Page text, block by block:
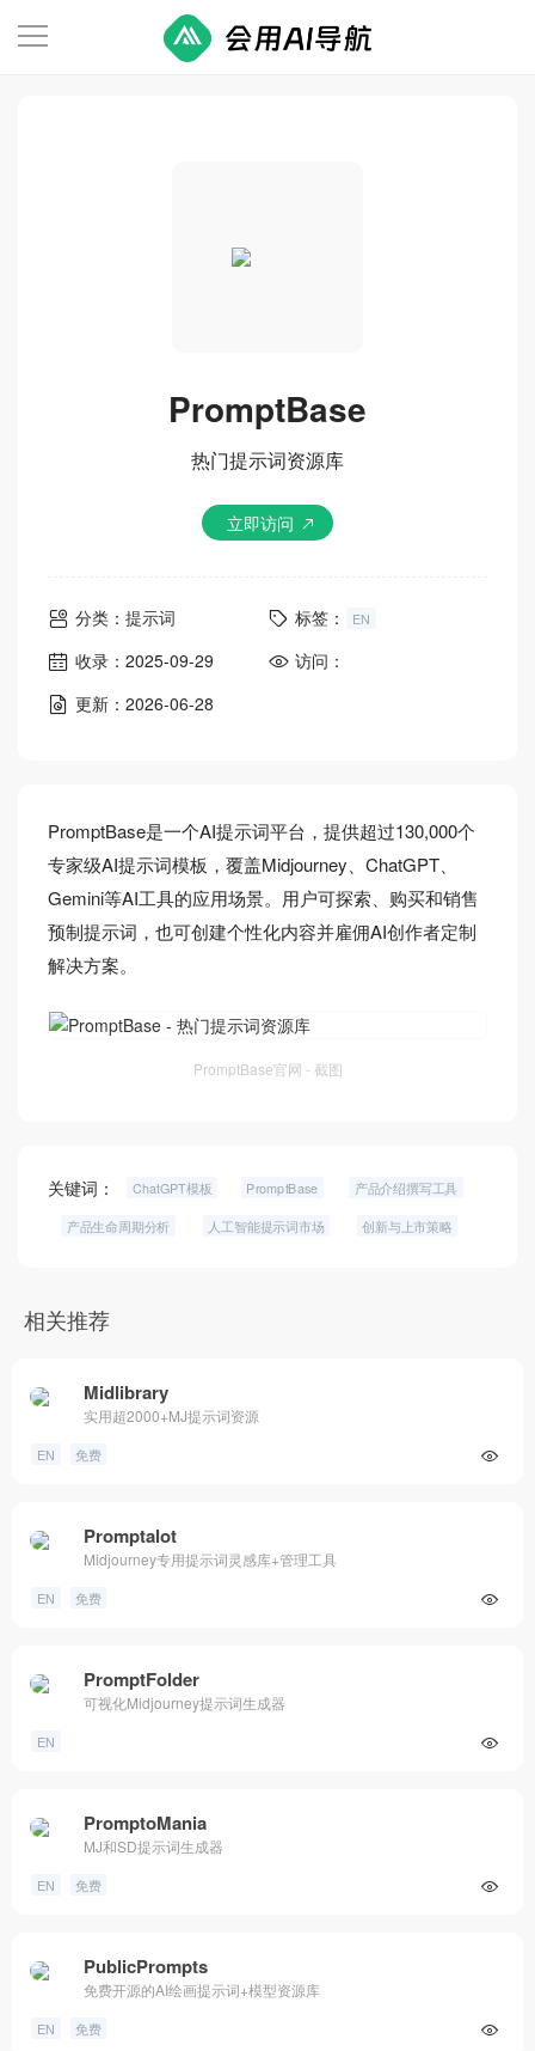
PromptBase
热门提示词资源库
立即访问
分类： 提示词 标签： EN
收录：2025-09-29
访问：
更新：2026-06-28
PromptBase是一个AI提示词平台，提供超过130,000个
专家级AI提示词模板，覆盖Midjourney、ChatGPT、
Gemini等AI工具的应用场景。用户可探索、购买和销售
预制提示词，也可创建个性化内容并雇佣AI创作者定制
解决方案。
PromptBase官网 - 截图
关键词： ChatGPT模板 PromptBase 产品介绍撰写工具
产品生命周期分析 人工智能提示词市场 创新与上市策略
相关推荐
Midlibrary
实用超2000+MJ提示词资源
EN 免费
Promptalot
Midjourney专用提示词灵感库+管理工具
EN 免费
PromptFolder
可视化Midjourney提示词生成器
EN
PromptoMania
MJ和SD提示词生成器
EN 免费
PublicPrompts
免费开源的AI绘画提示词+模型资源库
EN 免费